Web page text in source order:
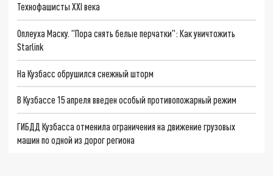
Технофашисты XXI века
Оплеуха Маску. "Пора снять белые перчатки": Как уничтожить
Starlink
На Кузбасс обрушился снежный шторм
В Кузбассе 15 апреля введен особый противопожарный режим
ГИБДД Кузбасса отменила ограничения на движение грузовых
машин по одной из дорог региона